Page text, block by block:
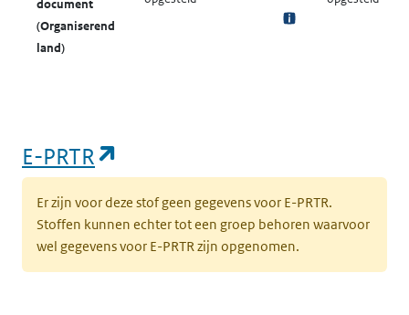
document
(Organiserend
land)
E-PRTR
Er zijn voor deze stof geen gegevens voor E-PRTR.
Stoffen kunnen echter tot een groep behoren waarvoor
wel gegevens voor E-PRTR zijn opgenomen.